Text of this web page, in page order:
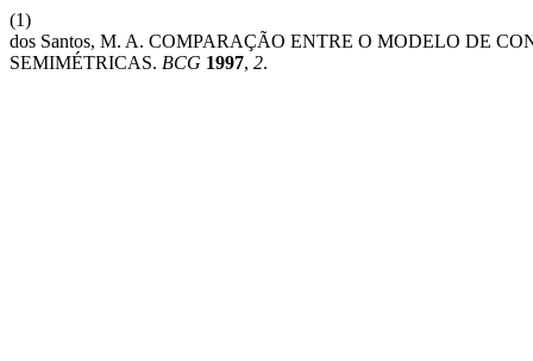
(1)
dos Santos, M. A. COMPARAÇÃO ENTRE O MODELO DE
SEMIMÉTRICAS. BCG 1997, 2.